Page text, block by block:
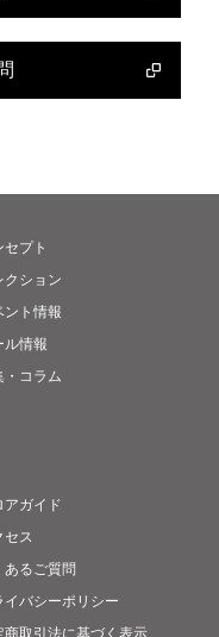
セプト
クション
ント情報
ル情報
・コラム
アガイド
セス
あるご質問
イバシーポリシー
商取引法に基づく表示